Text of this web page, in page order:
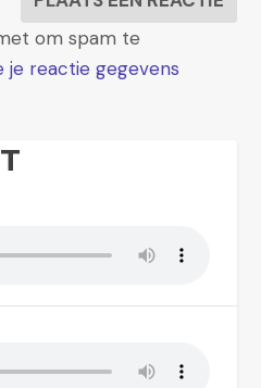
om spam te
je reactie gegevens